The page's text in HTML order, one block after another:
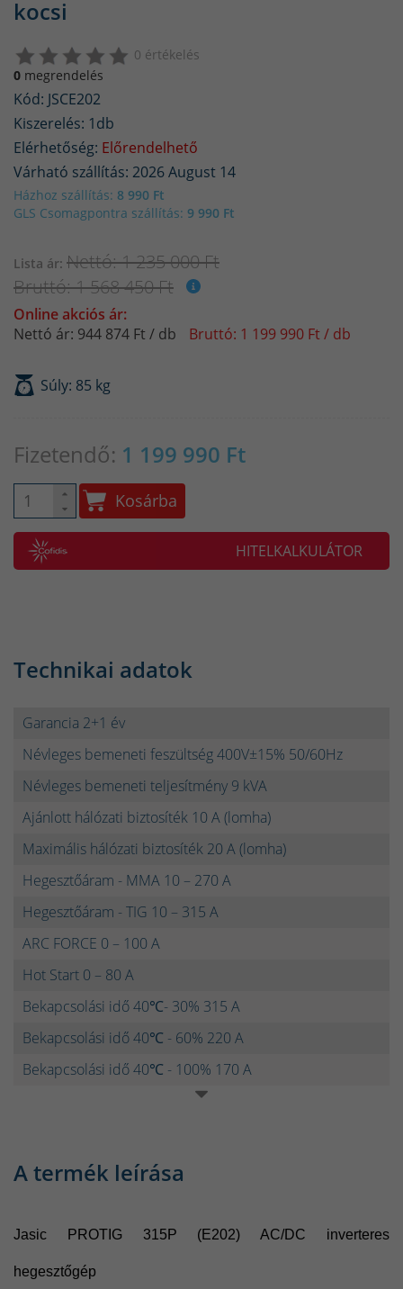
kocsi
0 értékelés
0 megrendelés
Kód: JSCE202
Kiszerelés: 1db
Elérhetőség: Előrendelhető
Várható szállítás: 2026 August 14
Házhoz szállítás: 8 990 Ft
GLS Csomagpontra szállítás: 9 990 Ft
Lista ár: Nettó: 1 235 000 Ft
Bruttó: 1 568 450 Ft
Online akciós ár:
Nettó ár: 944 874 Ft / db
Bruttó: 1 199 990 Ft / db
Súly: 85 kg
Fizetendő: 1 199 990 Ft
Kosárba
HITELKALKULÁTOR
Technikai adatok
Garancia 2+1 év
Névleges bemeneti feszültség 400V±15% 50/60Hz
Névleges bemeneti teljesítmény 9 kVA
Ajánlott hálózati biztosíték 10 A (lomha)
Maximális hálózati biztosíték 20 A (lomha)
Hegesztőáram - MMA 10 – 270 A
Hegesztőáram - TIG 10 – 315 A
ARC FORCE 0 – 100 A
Hot Start 0 – 80 A
Bekapcsolási idő 40℃- 30% 315 A
Bekapcsolási idő 40℃ - 60% 220 A
Bekapcsolási idő 40℃ - 100% 170 A
A termék leírása
Jasic PROTIG 315P (E202) AC/DC inverteres
hegesztőgép